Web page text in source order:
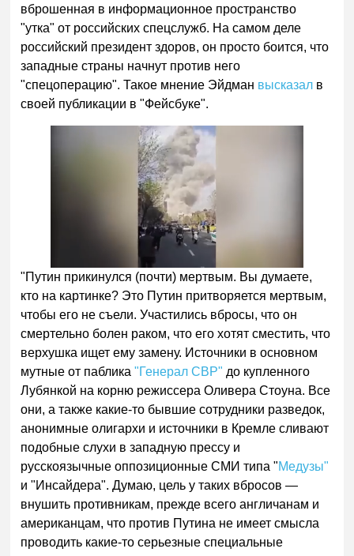
вброшенная в информационное пространство
"утка" от российских спецслужб. На самом деле
российский президент здоров, он просто боится, что
западные страны начнут против него
"спецоперацию". Такое мнение Эйдман высказал в
своей публикации в "Фейсбуке".
"Путин прикинулся (почти) мертвым. Вы думаете,
кто на картинке? Это Путин притворяется мертвым,
чтобы его не съели. Участились вбросы, что он
смертельно болен раком, что его хотят сместить, что
верхушка ищет ему замену. Источники в основном
мутные от паблика"Генерал СВР" до купленного
Лубянкой на корню режиссера Оливера Стоуна. Все
они, а также какие-то бывшие сотрудники разведок,
анонимные олигархи и источники в Кремле сливают
подобные слухи в западную прессу и
русскоязычные оппозиционные СМИ типа "Медузы"
и "Инсайдера". Думаю, цель у таких вбросов —
внушить противникам, прежде всего англичанам и
американцам, что против Путина не имеет смысла
проводить какие-то серьезные специальные